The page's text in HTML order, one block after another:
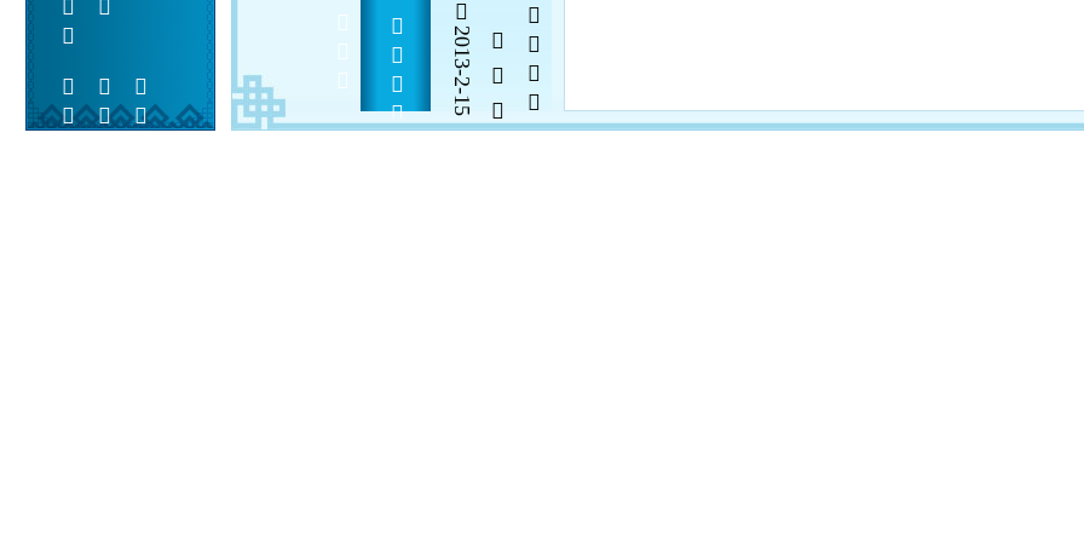
  
2013-2-15  